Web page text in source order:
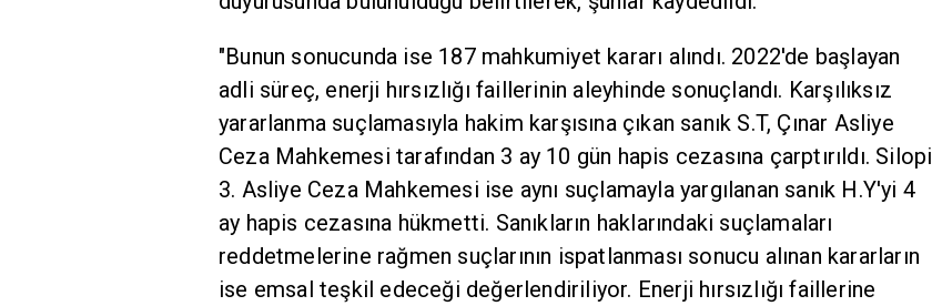
"Bunun sonucunda ise 187 mahkumiyet kararı alındı. 2022'de başlayan
adli süreç, enerji hırsızlığı faillerinin aleyhinde sonuçlandı. Karşılıksız
yararlanma suçlamasıyla hakim karşısına çıkan sanık S.T, Çınar Asliye
Ceza Mahkemesi tarafından 3 ay 10 gün hapis cezasına çarptırıldı. Silopi
3. Asliye Ceza Mahkemesi ise aynı suçlamayla yargılanan sanık H.Y'yi 4
ay hapis cezasına hükmetti. Sanıkların haklarındaki suçlamaları
reddetmelerine rağmen suçlarının ispatlanması sonucu alınan kararların
ise emsal teşkil edeceği değerlendiriliyor. Enerji hırsızlığı faillerine